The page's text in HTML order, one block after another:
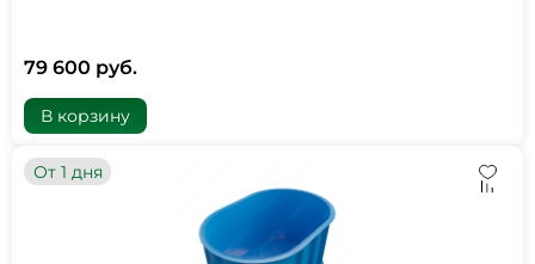
79 600 руб.
В корзину
От 1 дня